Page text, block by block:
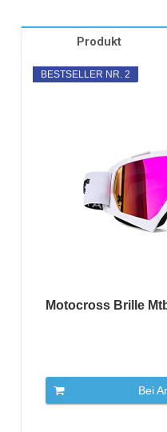
Produkt
BESTSELLER NR. 2
Motocross Brille
Bei